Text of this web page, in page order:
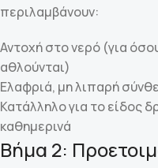
περιλαμβάνουν:
Αντοχή στο νερό (για
αθλούνται)
Ελαφριά, μη λιπαρή
Κατάλληλο για το είδος
καθημερινά
Βήμα 2: